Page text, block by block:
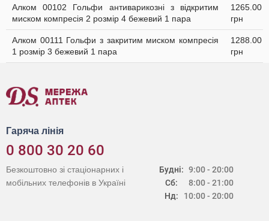
Алком 00102 Гольфи антиварикозні з відкритим
миском компресія 2 розмір 4 бежевий 1 пара
1265.00
грн
Алком 00111 Гольфи з закритим миском компресія
1 розмір 3 бежевий 1 пара
1288.00
грн
Гаряча лінія
0 800 30 20 60
Будні:
Сб:
Нд:
9:00 - 20:00
8:00 - 21:00
10:00 - 20:00
Безкоштовно зі стаціонарних і
мобільних телефонів в Україні